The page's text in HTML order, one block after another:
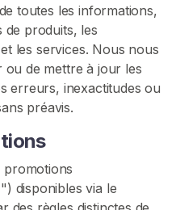
toutes les informations,
de produits, les
les services. Nous nous
ou de mettre à jour les
erreurs, inexactitudes ou
préavis.
disponibles via le